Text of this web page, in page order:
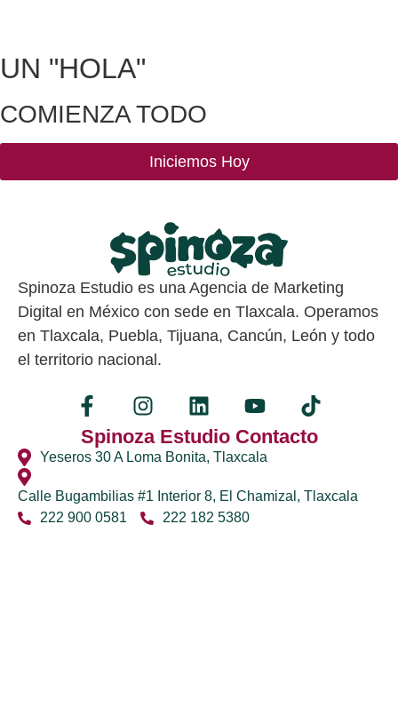
UN "HOLA"
COMIENZA TODO
Iniciemos Hoy
Spinoza Estudio es una Agencia de Marketing
Digital en México con sede en Tlaxcala. Operamos
en Tlaxcala, Puebla, Tijuana, Cancún, León y todo
el territorio nacional.
Spinoza Estudio Contacto
Yeseros 30 A Loma Bonita, Tlaxcala
Calle Bugambilias #1 Interior 8, El Chamizal, Tlaxcala
222 900 0581
222 182 5380